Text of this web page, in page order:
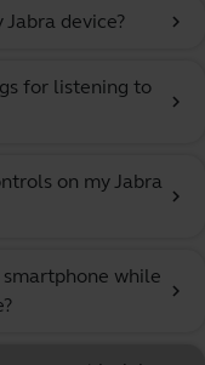
device? chevron_right
for listening to
chevron_right
on my Jabra
chevron_right
while
chevron_right